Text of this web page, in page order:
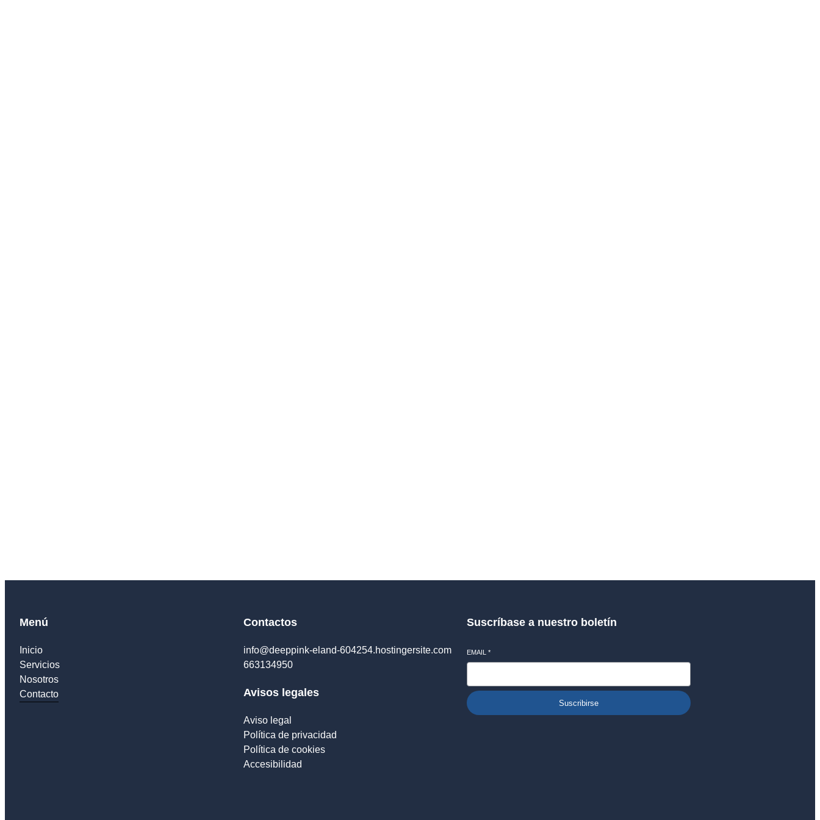
Menú
Inicio
Servicios
Nosotros
Contacto
Contactos
info@deeppink-eland-604254.hostingersite.com
663134950
Avisos legales
Aviso legal
Política de privacidad
Política de cookies
Accesibilidad
Suscríbase a nuestro boletín
EMAIL*
Suscribirse